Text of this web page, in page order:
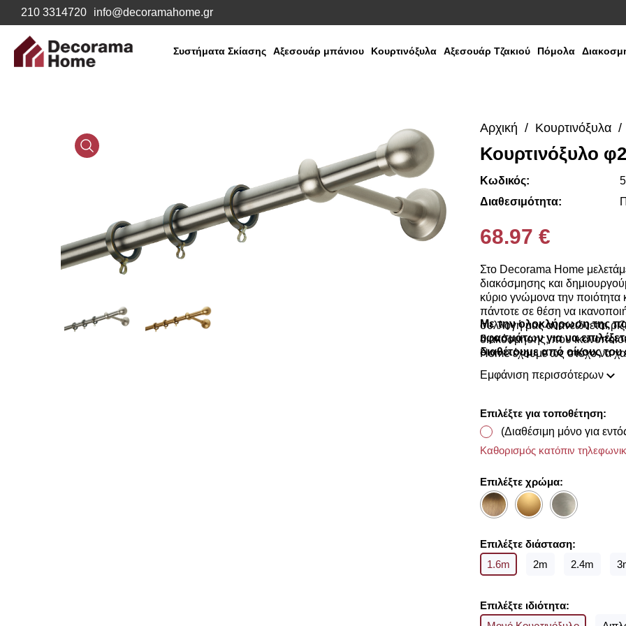
210 3314720 info@decoramahome.gr
Συστήματα Σκίασης Αξεσουάρ μπάνιου Κουρτινόξυλα Αξεσουάρ Τζακιού Πόμολα
Media
Media
Αρχική Κουρτινόξυλα
Κουρτινόξυλο
Κωδικός:
Διαθεσιμότητα:
68.97 €
Στο Decorama Home
διακόσμησης και
κύριο γνώμονα την ποιότητα
πάντοτε σε θέση να
συλλογή μας ανανεώνεται
διακόσμησης, που
Home έχουμε ως στόχο να
προσωπικό σας χώρο και να
Με την ολοκλήρωση της
υφασμάτων για να
διαθέτουμε από οίκους του
Εμφάνιση περισσότερων
Επιλέξτε για τοποθέτηση:
(Διαθέσιμη μόνο για
Καθορισμός κατόπιν
Επιλέξτε χρώμα:
Επιλέξτε διάσταση:
1.6m
2m 2.4m
Επιλέξτε ιδιότητα: